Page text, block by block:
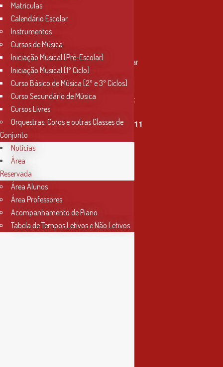
Contactos
Rua Miguel Bombarda, nº 4, 1º andar
2000-080 Santarém
info@conservatoriosantarem.pt
T. (+351) 915 335 478 / 913 890 411
Horário Secretaria
2ª, 3ª, 5ª e 6ª feira
das 9h às 17h30
4ª feira
das 9h às 13h
Matrículas
Calendário Escolar
Instrumentos
Cursos de Música
Iniciação Musical [Pré-Escolar]
Iniciação Musical [1º Ciclo]
Curso Básico de Música [2º e 3º Ciclos]
Curso Secundário de Música
Cursos Livres
Orquestras, Coros e outras Classes de
Conjunto
Notícias
Área
Reservada
Área Alunos
Área Professores
Acompanhamento de Piano
Tabela de Tempos Letivos e Não Letivos